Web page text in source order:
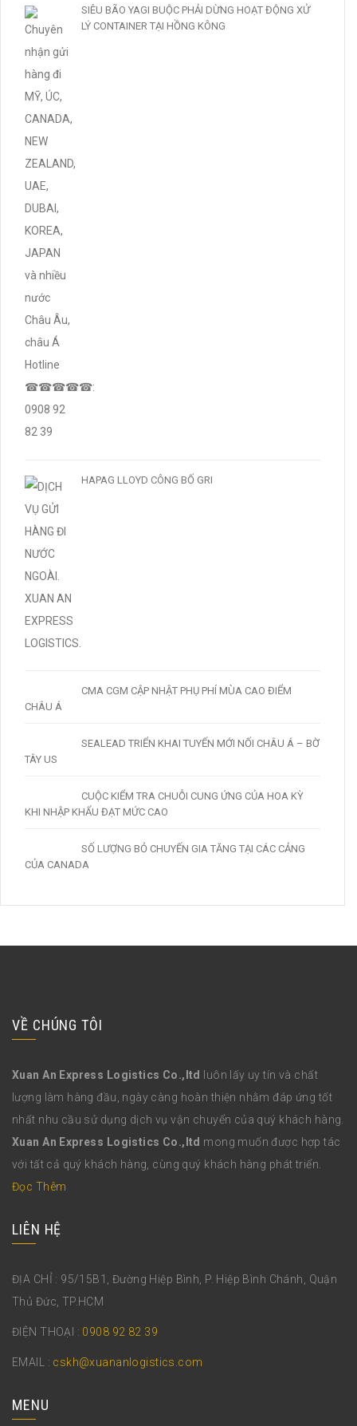
SIÊU BÃO YAGI BUỘC PHẢI DỪNG HOẠT ĐỘNG XỬ
LÝ CONTAINER TẠI HỒNG KÔNG
HAPAG LLOYD CÔNG BỐ GRI
CMA CGM CẬP NHẬT PHỤ PHÍ MÙA CAO ĐIỂM
CHÂU Á
SEALEAD TRIỂN KHAI TUYẾN MỚI NỐI CHÂU Á – BỜ
TÂY US
CUỘC KIỂM TRA CHUỖI CUNG ỨNG CỦA HOA KỲ
KHI NHẬP KHẨU ĐẠT MỨC CAO
SỐ LƯỢNG BỎ CHUYẾN GIA TĂNG TẠI CÁC CẢNG
CỦA CANADA
VỀ CHÚNG TÔI
Xuan An Express Logistics Co.,ltd
luôn lấy uy tín và chất
lượng làm hàng đầu, ngày càng hoàn thiện nhằm đáp ứng tốt
nhất nhu cầu sử dụng dịch vụ vận chuyển của quý khách hàng.
Xuan An Express Logistics Co.,ltd mong muốn được hợp tác
với tất cả quý khách hàng, cùng quý khách hàng phát triển.
Đọc Thêm
LIÊN HỆ
ĐỊA CHỈ : 95/15B1, Đường Hiệp Bình, P. Hiệp Bình Chánh, Quận
Thủ Đức, TP.HCM
ĐIỆN THOẠI : 0908 92 82 39
EMAIL : cskh@xuananlogistics.com
MENU